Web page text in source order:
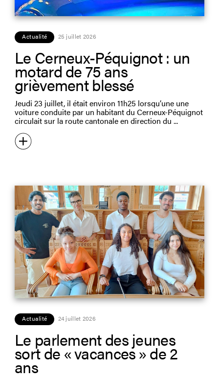
Actualité 25 juillet 2026
Le Cerneux-Péquignot : un
motard de 75 ans
grièvement blessé
Jeudi 23 juillet, il était environ 11h25 lorsqu’une une
voiture conduite par un habitant du Cerneux-Péquignot
circulait sur la route cantonale en direction du
Actualité 24 juillet 2026
Le parlement des jeunes
sort de « vacances » de 2
ans